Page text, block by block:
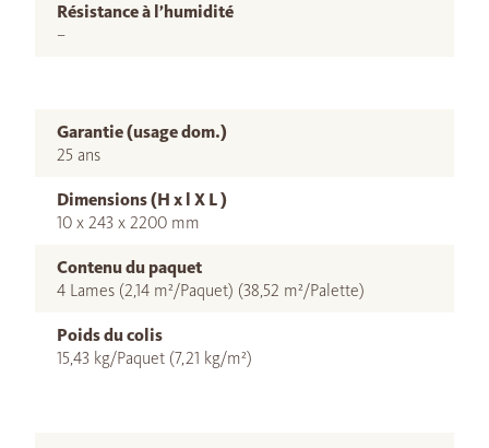
Résistance à l’humidité
–
Garantie (usage dom.)
25 ans
Dimensions (H x l X L )
10 x 243 x 2200 mm
Contenu du paquet
4 Lames (2,14 m²/Paquet) (38,52 m²/Palette)
Poids du colis
15,43 kg/Paquet (7,21 kg/m²)